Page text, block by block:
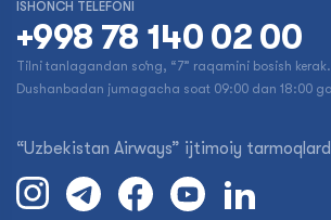
ISHONCH TELEFONI
+998 78 140 02 00
Tilni tanlagandan so‘ng, “7” raqamini bosish kerak.
Dushanbadan jumagacha soat 09:00 dan 18:00
“Uzbekistan Airways” ijtimoiy